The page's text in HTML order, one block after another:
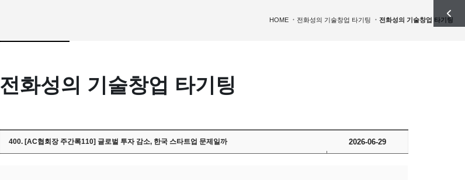
HOME 전화성의 기술창업 타기팅 전화성의 기술창업 타기팅
전화성의 기술창업 타기팅
400. [AC협회장 주간록110] 글로벌 투자 감소, 한국 스타트업 문제일까 2026-06-29